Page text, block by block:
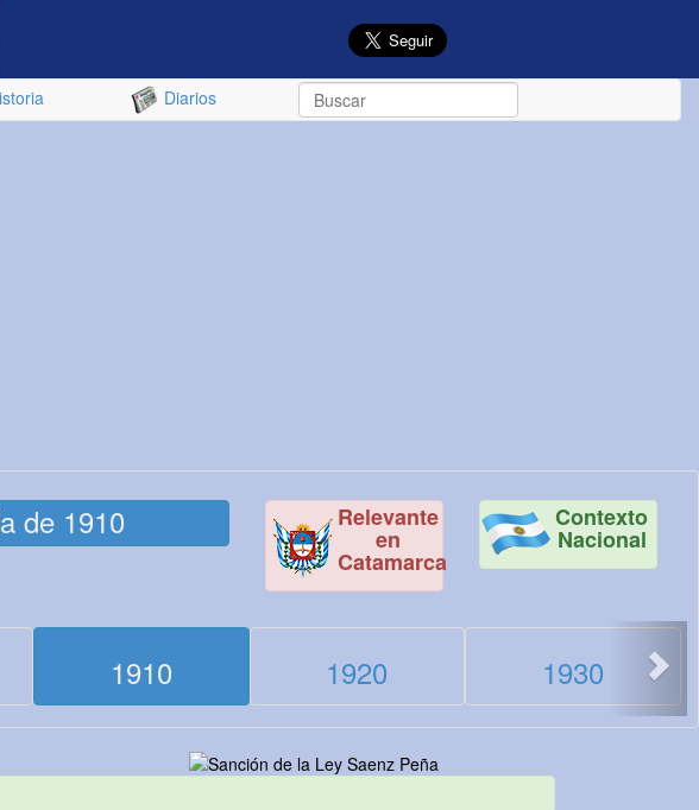
Diarios
de 1910 Relevante
en
Catamarca
Contexto
Nacional
1910 1920 1930
>